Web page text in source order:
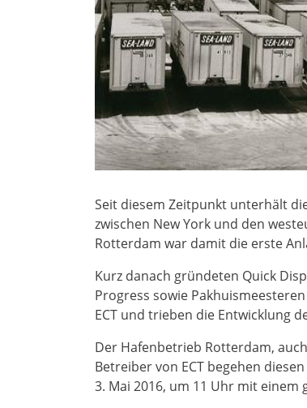
Seit diesem Zeitpunkt unterhält
zwischen New York und den
Rotterdam war damit die erste
Kurz danach gründeten Quick
Progress sowie
ECT und trieben die Entwicklung
Der Hafenbetrieb Rotterdam,
Betreiber von ECT begehen
3. Mai 2016, um 11 Uhr mit